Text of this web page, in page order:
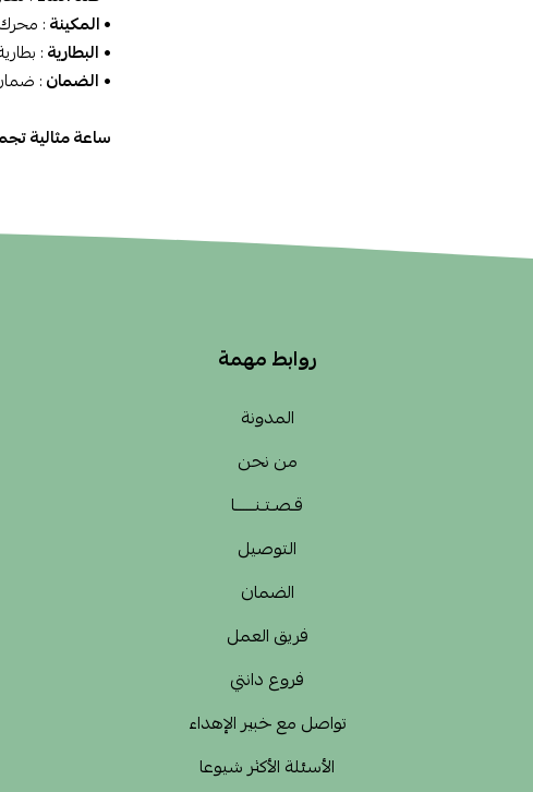
•المكينة:
• البطارية:
• الضمان:
ساعة مثالية
روابط مهمة
المدونة
من نحن
قـصـتـنــــــا
التوصيل
الضمان
فريق العمل
فروع دانتي
تواصل مع خبير الإهداء
الأسئلة الأكثر شيوعا